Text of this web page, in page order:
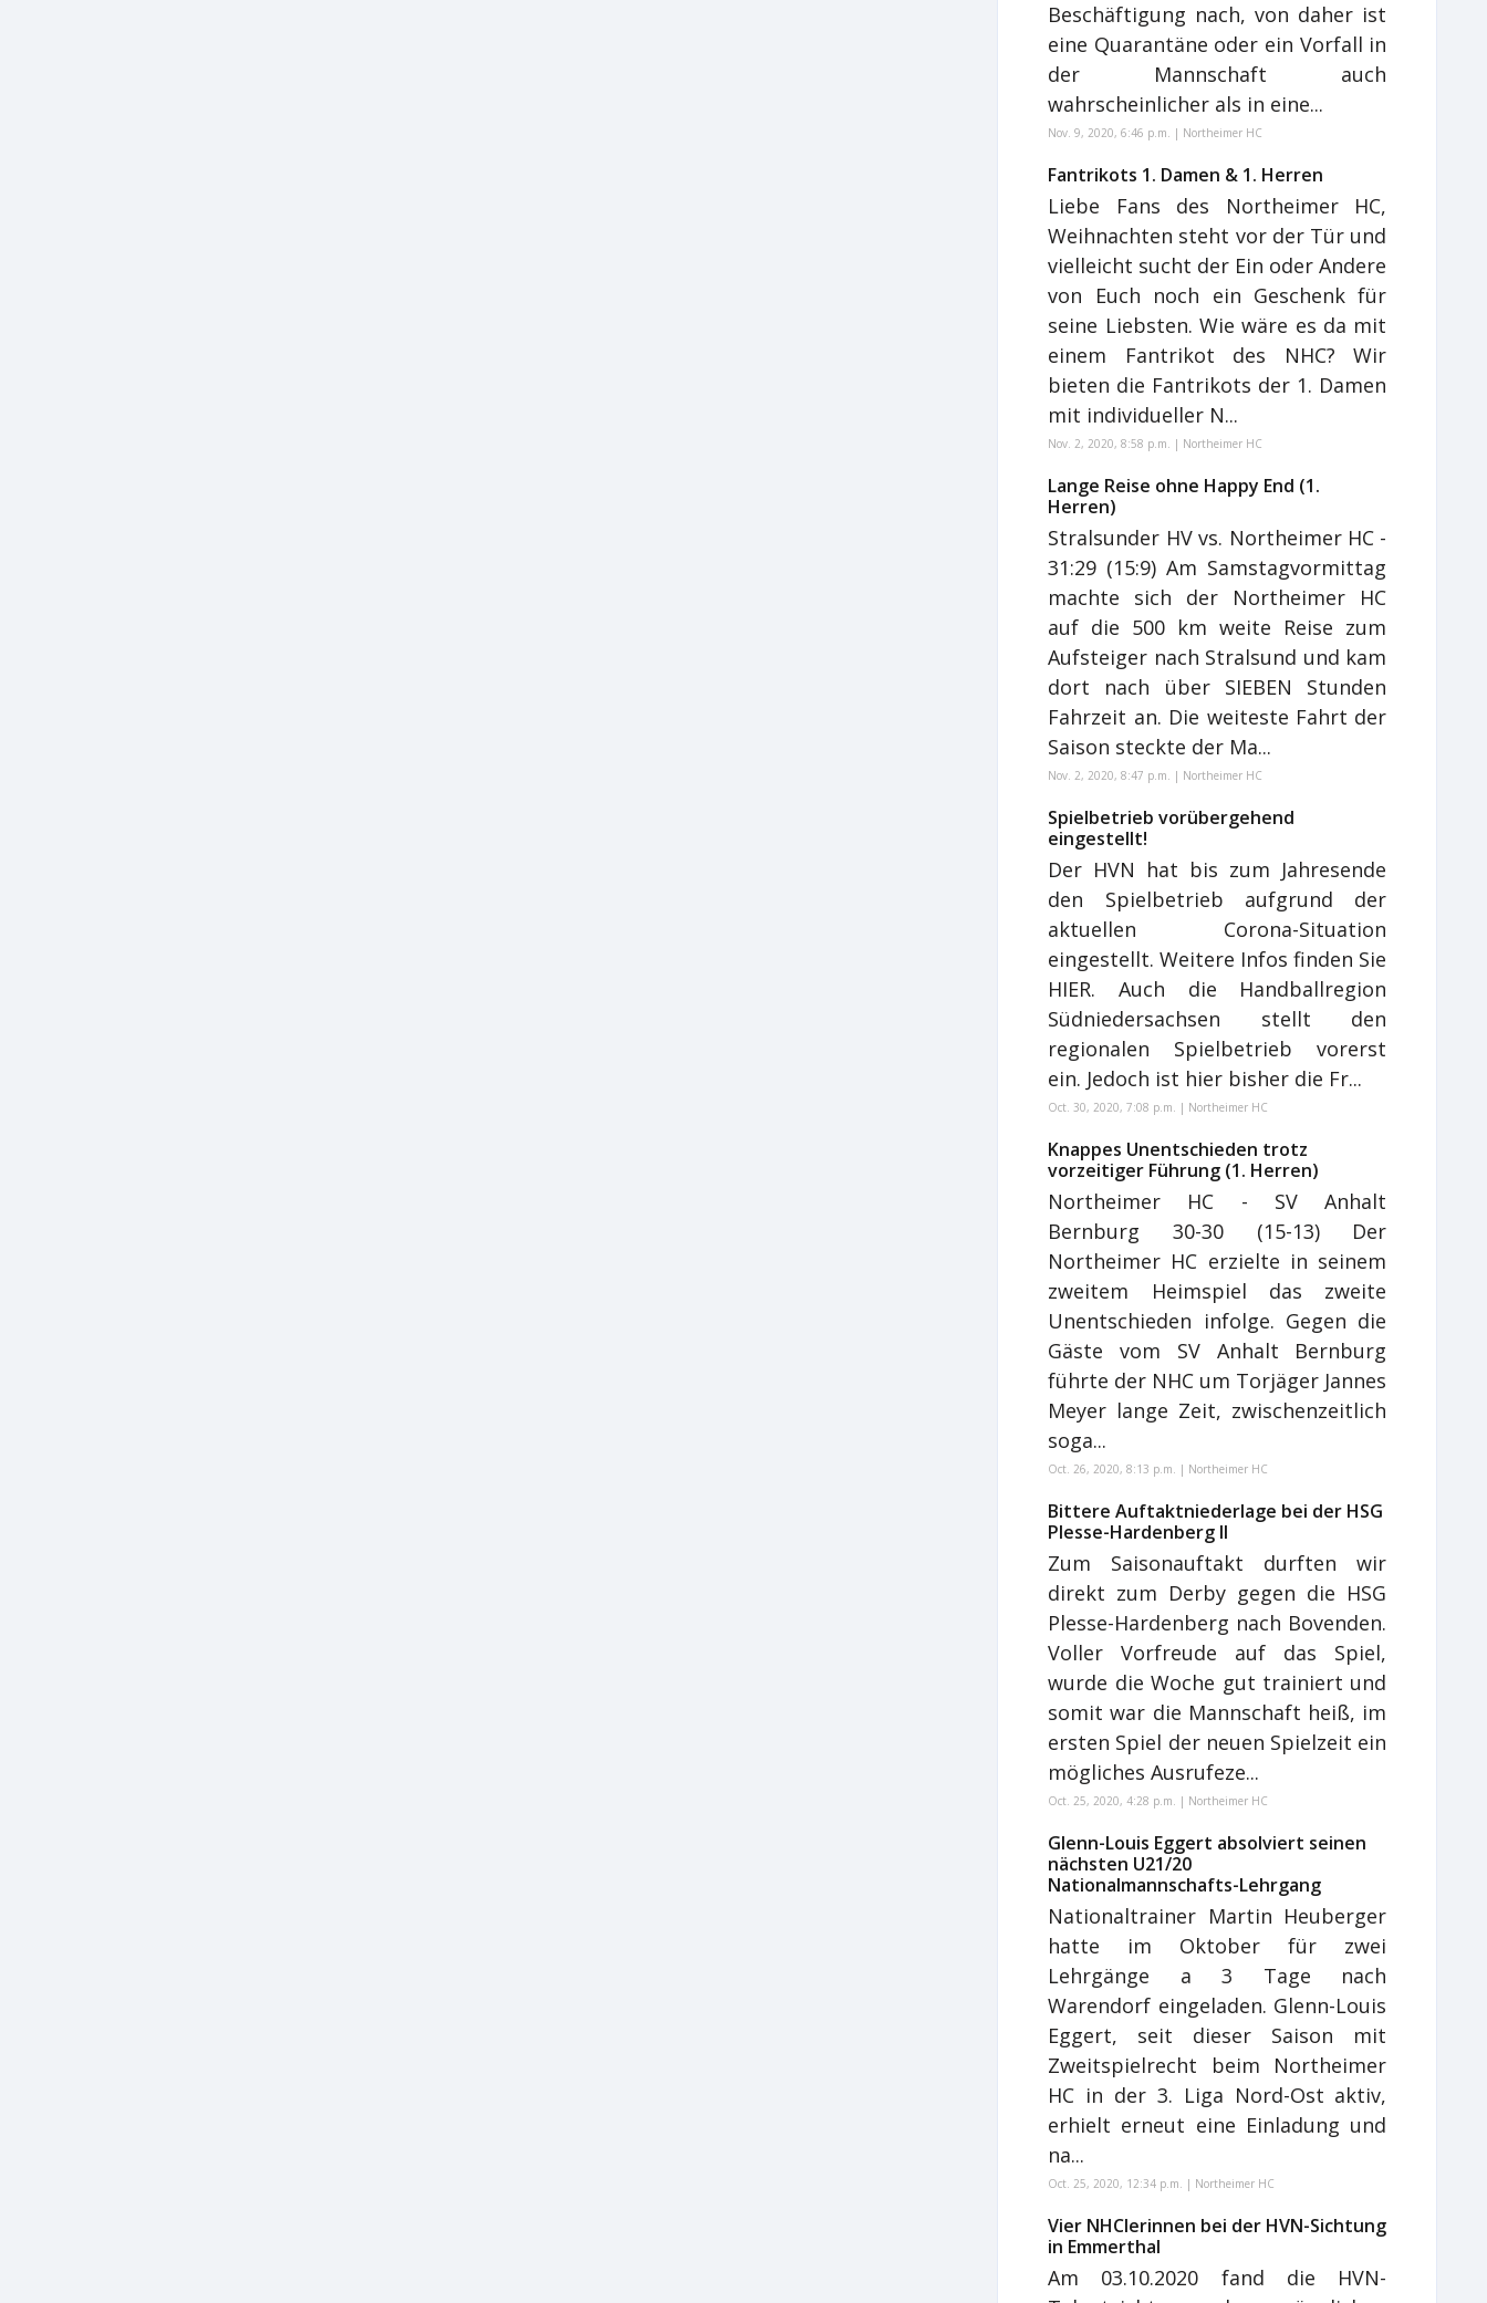
Beschäftigung nach, von daher ist
eine Quarantäne oder ein Vorfall in
der Mannschaft auch
wahrscheinlicher als in eine...
Nov. 9, 2020, 6:46 p.m. | Northeimer HC
Fantrikots 1. Damen & 1. Herren
Liebe Fans des Northeimer HC,
Weihnachten steht vor der Tür und
vielleicht sucht der Ein oder Andere
von Euch noch ein Geschenk für
seine Liebsten. Wie wäre es da mit
einem Fantrikot des NHC? Wir
bieten die Fantrikots der 1. Damen
mit individueller N...
Nov. 2, 2020, 8:58 p.m. | Northeimer HC
Lange Reise ohne Happy End (1.
Herren)
Stralsunder HV vs. Northeimer HC -
31:29 (15:9) Am Samstagvormittag
machte sich der Northeimer HC
auf die 500 km weite Reise zum
Aufsteiger nach Stralsund und kam
dort nach über SIEBEN Stunden
Fahrzeit an. Die weiteste Fahrt der
Saison steckte der Ma...
Nov. 2, 2020, 8:47 p.m. | Northeimer HC
Spielbetrieb vorübergehend
eingestellt!
Der HVN hat bis zum Jahresende
den Spielbetrieb aufgrund der
aktuellen Corona-Situation
eingestellt. Weitere Infos finden Sie
HIER. Auch die Handballregion
Südniedersachsen stellt den
regionalen Spielbetrieb vorerst
ein. Jedoch ist hier bisher die Fr...
Oct. 30, 2020, 7:08 p.m. | Northeimer HC
Knappes Unentschieden trotz
vorzeitiger Führung (1. Herren)
Northeimer HC - SV Anhalt
Bernburg 30-30 (15-13) Der
Northeimer HC erzielte in seinem
zweitem Heimspiel das zweite
Unentschieden infolge. Gegen die
Gäste vom SV Anhalt Bernburg
führte der NHC um Torjäger Jannes
Meyer lange Zeit, zwischenzeitlich
soga...
Oct. 26, 2020, 8:13 p.m. | Northeimer HC
Bittere Auftaktniederlage bei der HSG
Plesse-Hardenberg II
Zum Saisonauftakt durften wir
direkt zum Derby gegen die HSG
Plesse-Hardenberg nach Bovenden.
Voller Vorfreude auf das Spiel,
wurde die Woche gut trainiert und
somit war die Mannschaft heiß, im
ersten Spiel der neuen Spielzeit ein
mögliches Ausrufeze...
Oct. 25, 2020, 4:28 p.m. | Northeimer HC
Glenn-Louis Eggert absolviert seinen
nächsten U21/20
Nationalmannschafts-Lehrgang
Nationaltrainer Martin Heuberger
hatte im Oktober für zwei
Lehrgänge a 3 Tage nach
Warendorf eingeladen. Glenn-Louis
Eggert, seit dieser Saison mit
Zweitspielrecht beim Northeimer
HC in der 3. Liga Nord-Ost aktiv,
erhielt erneut eine Einladung und
na...
Oct. 25, 2020, 12:34 p.m. | Northeimer HC
Vier NHClerinnen bei der HVN-Sichtung
in Emmerthal
Am 03.10.2020 fand die HVN-